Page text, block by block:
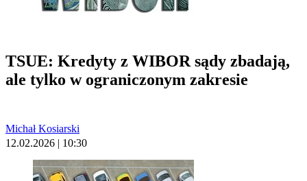
TSUE: Kredyty z WIBOR sądy zbadają,
ale tylko w ograniczonym zakresie
Michał Kosiarski
12.02.2026 | 10:30